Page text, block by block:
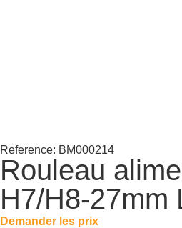
Reference: BM000214
Rouleau
H7/H8-27mm
Demander les prix